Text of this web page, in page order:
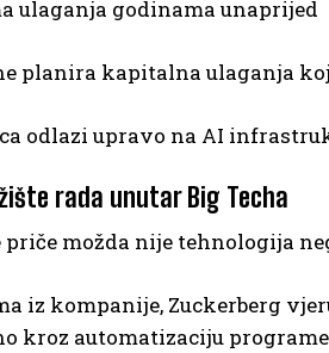
ulaganja godinama unaprijed
planira kapitalna ulaganja
odlazi upravo na AI
rada unutar Big Techa
možda nije tehnologija
iz kompanije, Zuckerberg
kroz automatizaciju